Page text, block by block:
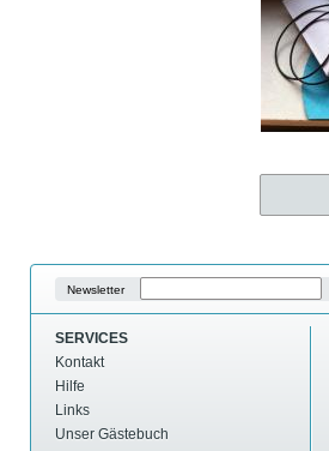
Newsletter
SERVICES
Kontakt
Hilfe
Links
Unser Gästebuch